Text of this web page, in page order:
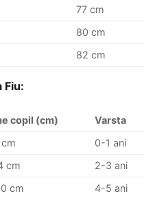
77 cm
80 cm
82 cm
Fiu:
copil (cm)
Varsta
0-1 ani
cm
2-3 ani
cm
4-5 ani